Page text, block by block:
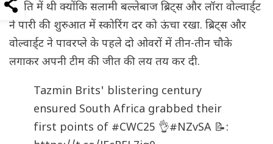
स्थिति में थी क्योंकि सलामी बल्लेबाज ब्रिट्स और लॉरा वोल्वार्ड्ट
ने पारी की शुरुआत में स्कोरिंग दर को ऊंचा रखा. ब्रिट्स और
वोल्वार्ड्ट ने पावरप्ले के पहले दो ओवरों में तीन-तीन चौके
लगाकर अपनी टीम की जीत की लय तय कर दी.
Tazmin Brits' blistering century
ensured South Africa grabbed their
first points of #CWC25 👌#NZvSA 📝: